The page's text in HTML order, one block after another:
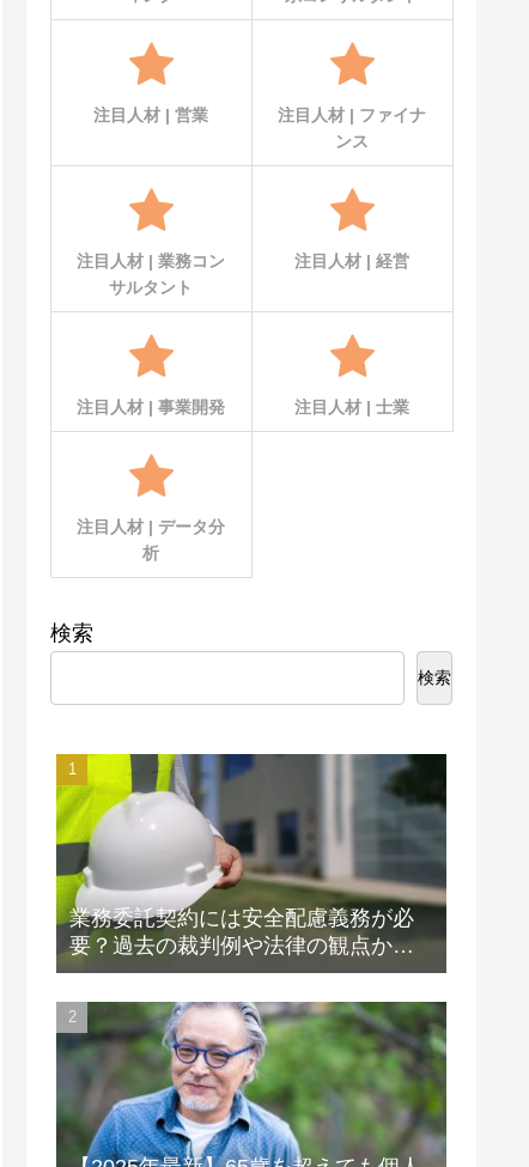
注目人材 | 営業
注目人材 | ファイナ
ンス
注目人材 | 業務コン
サルタント
注目人材 | 経営
注目人材 | 事業開発 注目人材 | 士業
注目人材 | データ分
析
検索
検索
業務委託契約には安全配慮義務が必
要？過去の裁判例や法律の観点から
解説します！